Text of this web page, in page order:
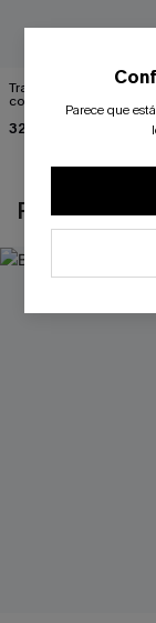
Traje de baño de una
con espalda con
aleteo floral
32,00 €
REVISAR
Parece que